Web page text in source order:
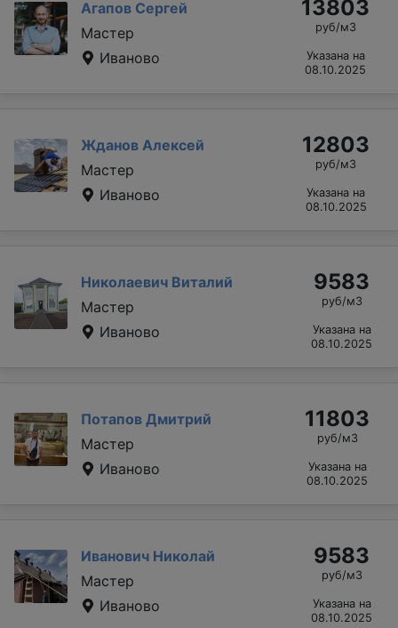
Агапов Сергей
Мастер
Иваново
13803
руб/м3
Указана на
08.10.2025
Жданов Алексей
Мастер
Иваново
12803
руб/м3
Указана на
08.10.2025
Николаевич Виталий
Мастер
Иваново
9583
руб/м3
Указана на
08.10.2025
Потапов Дмитрий
Мастер
Иваново
11803
руб/м3
Указана на
08.10.2025
Иванович Николай
Мастер
Иваново
9583
руб/м3
Указана на
08.10.2025